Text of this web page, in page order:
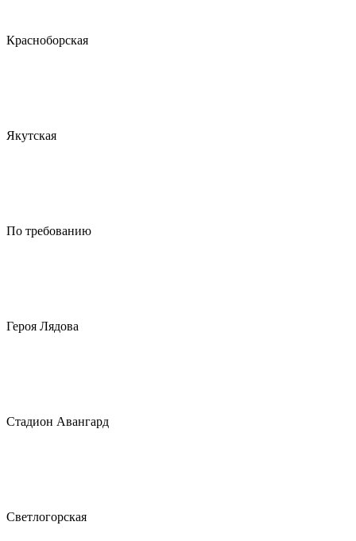
Красноборская
Якутская
По требованию
Героя Лядова
Стадион Авангард
Светлогорская